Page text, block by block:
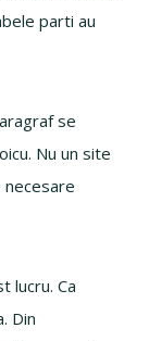
parti au
se
Nu un site
lucru. Ca
Din